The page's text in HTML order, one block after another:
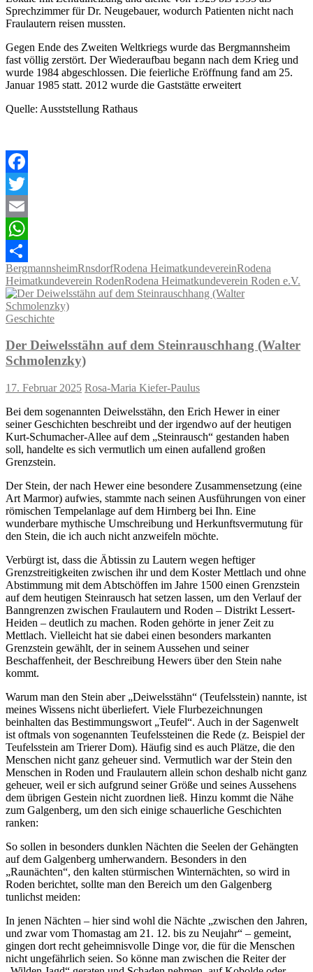
Sprechzimmer für Dr. Neugebauer, wodurch Patienten nicht nach
Fraulautern reisen mussten.
Gegen Ende des Zweiten Weltkriegs wurde das Bergmannsheim
fast völlig zerstört. Der Wiederaufbau begann nach dem Krieg und
wurde 1984 abgeschlossen. Die feierliche Eröffnung fand am 25.
Januar 1985 statt. 2012 wurde die Gaststätte erweitert
Quelle: Ausststellung Rathaus
Facebook
Twitter
Email
WhatsApp
Teilen
BergmannsheimRnsdorfRodena HeimatkundevereinRodena
Heimatkundeverein RodenRodena Heimatkundeverein Roden e.V.
Geschichte
Der Deiwelsstähn auf dem Steinrauschhang (Walter
Schmolenzky)
17. Februar 2025 Rosa-Maria Kiefer-Paulus
Bei dem sogenannten Deiwelsstähn, den Erich Hewer in einer
seiner Geschichten beschreibt und der irgendwo auf der heutigen
Kurt-Schumacher-Allee auf dem „Steinrausch“ gestanden haben
soll, handelte es sich vermutlich um einen aufallend großen
Grenzstein.
Der Stein, der nach Hewer eine besondere Zusammensetzung (eine
Art Marmor) aufwies, stammte nach seinen Ausführungen von einer
römischen Tempelanlage auf dem Hirnberg bei Ihn. Eine
wunderbare mythische Umschreibung und Herkunftsvermutung für
den Stein, die ich auch nicht anzweifeln möchte.
Verbürgt ist, dass die Äbtissin zu Lautern wegen heftiger
Grenzstreitigkeiten zwischen ihr und dem Koster Mettlach und ohne
Abstimmung mit dem Abtschöffen im Jahre 1500 einen Grenzstein
auf dem heutigen Steinrausch hat setzen lassen, um den Verlauf der
Banngrenzen zwischen Fraulautern und Roden – Distrikt Lessert-
Heiden – deutlich zu machen. Roden gehörte in jener Zeit zu
Mettlach. Vielleicht hat sie dabei einen besonders markanten
Grenzstein gewählt, der in seinem Aussehen und seiner
Beschaffenheit, der Beschreibung Hewers über den Stein nahe
kommt.
Warum man den Stein aber „Deiwelsstähn“ (Teufelsstein) nannte, ist
meines Wissens nicht überliefert. Viele Flurbezeichnungen
beinhalten das Bestimmungswort „Teufel“. Auch in der Sagenwelt
ist oftmals von sogenannten Teufelssteinen die Rede (z. Beispiel der
Teufelsstein am Trierer Dom). Häufig sind es auch Plätze, die den
Menschen nicht ganz geheuer sind. Vermutlich war der Stein den
Menschen in Roden und Fraulautern allein schon deshalb nicht ganz
geheuer, weil er sich aufgrund seiner Größe und seines Aussehens
dem übrigen Gestein nicht zuordnen ließ. Hinzu kommt die Nähe
zum Galgenberg, um den sich einige schauerliche Geschichten
ranken:
So sollen in besonders dunklen Nächten die Seelen der Gehängten
auf dem Galgenberg umherwandern. Besonders in den
„Raunächten“, den kalten stürmischen Winternächten, so wird in
Roden berichtet, sollte man den Bereich um den Galgenberg
tunlichst meiden:
In jenen Nächten – hier sind wohl die Nächte „zwischen den Jahren,
und zwar vom Thomastag am 21. 12. bis zu Neujahr“ – gemeint,
gingen dort recht geheimnisvolle Dinge vor, die für die Menschen
nicht ungefährlich seien. So könne man zwischen die Reiter der